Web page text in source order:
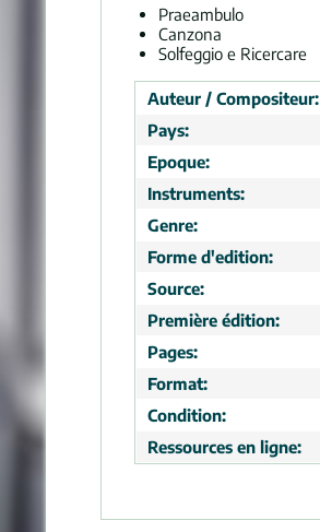
Praeambulo
Canzona
Solfeggio e Ricercare
Auteur / Compositeur:
Pays:
Epoque:
Instruments:
Genre:
Forme d'edition:
Source:
Première édition:
Pages:
Format:
Condition:
Ressources en ligne: